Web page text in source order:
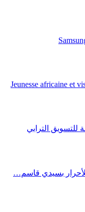
Jeunesse africaine et
للتسويق الترابي
للأحرار بسيدي قاسم…